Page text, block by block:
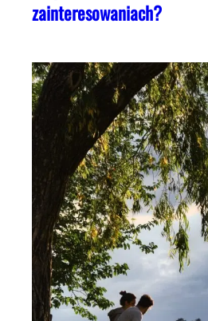
zainteresowaniach?